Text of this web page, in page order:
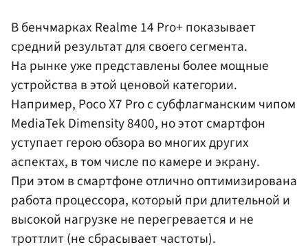
В бенчмарках Realme 14 Pro+ показывает
средний результат для своего сегмента.
На рынке уже представлены более мощные
устройства в этой ценовой категории.
Например, Poco X7 Pro с субфлагманским чипом
MediaTek Dimensity 8400, но этот смартфон
уступает герою обзора во многих других
аспектах, в том числе по камере и экрану.
При этом в смартфоне отлично оптимизирована
работа процессора, который при длительной и
высокой нагрузке не перегревается и не
троттлит(не сбрасывает частоты).